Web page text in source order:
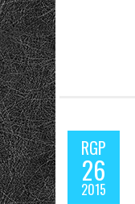
RGP
26
2015